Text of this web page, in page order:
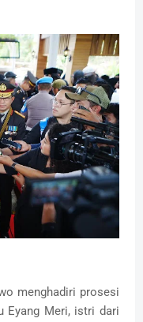
menghadiri prosesi
Eyang Meri, istri dari